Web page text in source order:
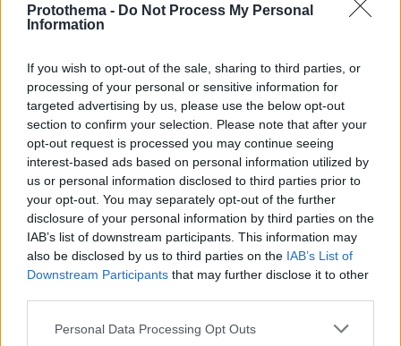
Protothema - Do Not Process My Personal
Information
If you wish to opt-out of the sale, sharing to third parties, or
processing of your personal or sensitive information for
targeted advertising by us, please use the below opt-out
section to confirm your selection. Please note that after your
opt-out request is processed you may continue seeing
interest-based ads based on personal information utilized by
us or personal information disclosed to third parties prior to
your opt-out. You may separately opt-out of the further
disclosure of your personal information by third parties on the
IAB’s list of downstream participants. This information may
also be disclosed by us to third parties on the IAB’s List of
Downstream Participants that may further disclose it to other
Please note that this website/app uses one or more Google
Personal Data Processing Opt Outs